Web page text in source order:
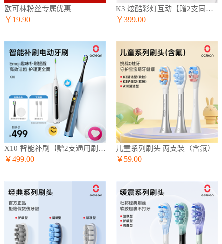
欧可林粉丝专属优惠
￥19.90
K3 炫酷彩灯互动【赠2支同款刷头】
￥399.00
X10 智能补刷【赠2支通用刷头】
￥499.00
儿童系列刷头 两支装（含氟）
￥59.00